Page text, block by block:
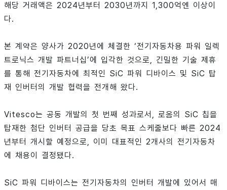
해당 거래액은 2024년부터 2030년까지 1,300억엔 이상이
다.
본 계약은 양사가 2020년에 체결한 ‘전기자동차용 파워 일렉
트로닉스 개발 파트너십’에 입각한 것으로, 긴밀한 기술 제휴
를 통해 전기자동차에 최적인 SiC 파워 디바이스 및 SiC 탑
재 인버터의 개발 협력을 전개해 왔다.
Vitesco는 공동 개발의 첫 번째 성과로서, 로옴의 SiC 칩을
탑재한 첨단 인버터 공급을 당초 목표 스케줄보다 빠른 2024
년부터 개시할 예정으로, 이미 대표적인 2개사의 전기자동차
에 채용이 결정됐다.
SiC 파워 디바이스는 전기자동차의 인버터 개발에 있어서 매